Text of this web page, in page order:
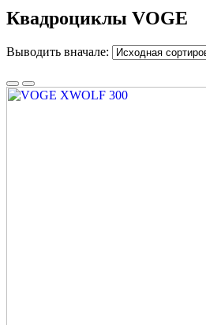
Квадроциклы VOGE
Выводить вначале: